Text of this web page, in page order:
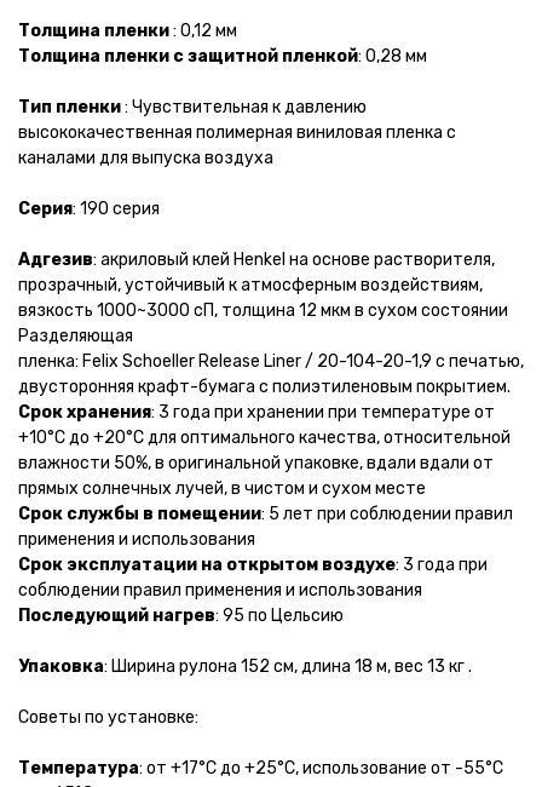
Толщина пленки: 0,12 мм
Толщина пленки с защитной пленкой: 0,28 мм
Тип пленки: Чувствительная к давлению
высококачественная полимерная виниловая пленка с
каналами для выпуска воздуха
Серия: 190 серия
Адгезив: акриловый клей Henkel на основе растворителя,
прозрачный, устойчивый к атмосферным воздействиям,
вязкость 1000~3000 сП, толщина 12 мкм в сухом состоянии
Разделяющая
пленка: Felix Schoeller Release Liner / 20-104-20-1,9 с печатью,
двусторонняя крафт-бумага с полиэтиленовым покрытием.
Срок хранения: 3 года при хранении при температуре от
+10°С до +20°С для оптимального качества, относительной
влажности 50%, в оригинальной упаковке, вдали вдали от
прямых солнечных лучей, в чистом и сухом месте
Срок службы в помещении: 5 лет при соблюдении правил
применения и использования
Срок эксплуатации на открытом воздухе: 3 года при
соблюдении правил применения и использования
Последующий нагрев: 95 по Цельсию
Упаковка: Ширина рулона 152 см, длина 18 м, вес 13 кг .
Советы по установке:
Температура: от +17°С до +25°С, использование от -55°С